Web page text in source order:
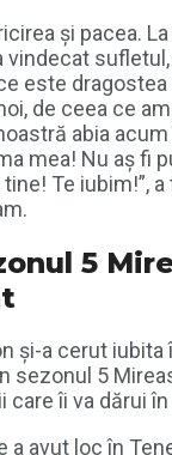
și pacea.
vindecat
este
de ceea ce
abia
mea! Nu aș fi
Te iubim!”,
5
și-a cerut
sezonul 5
îi va dărui
a avut loc în